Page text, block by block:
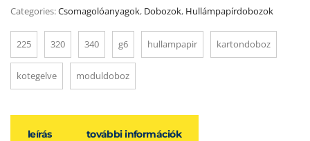
Categories:Csomagolóanyagok, Dobozok, Hullámpapírdobozok
225 320 340 g6 hullampapir kartondoboz
kotegelve moduldoboz
leírás további információk